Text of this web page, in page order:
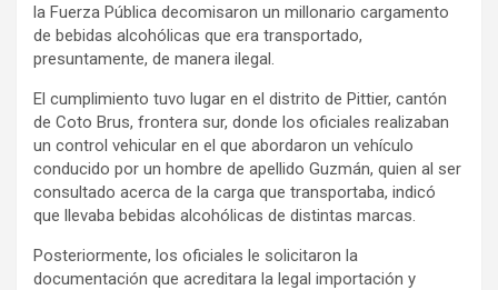
la Fuerza Pública decomisaron un millonario cargamento
de bebidas alcohólicas que era transportado,
presuntamente, de manera ilegal.
El cumplimiento tuvo lugar en el distrito de Pittier, cantón
de Coto Brus, frontera sur, donde los oficiales realizaban
un control vehicular en el que abordaron un vehículo
conducido por un hombre de apellido Guzmán, quien al ser
consultado acerca de la carga que transportaba, indicó
que llevaba bebidas alcohólicas de distintas marcas.
Posteriormente, los oficiales le solicitaron la
documentación que acreditara la legal importación y